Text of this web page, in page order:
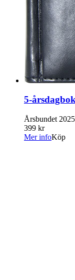
5-
Årsbundet 2025
399 kr
Mer infoKöp